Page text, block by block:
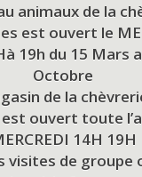
animaux de la
est ouvert le
19h du 15 Mars
Octobre
de la
est ouvert toute
14H 19H
visites de groupe